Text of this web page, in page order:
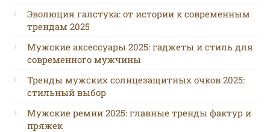
Эволюция галстука: от истории к современным
трендам 2025
Мужские аксессуары 2025: гаджеты и стиль для
современного мужчины
Тренды мужских солнцезащитных очков 2025:
стильный выбор
Мужские ремни 2025: главные тренды фактур и
пряжек